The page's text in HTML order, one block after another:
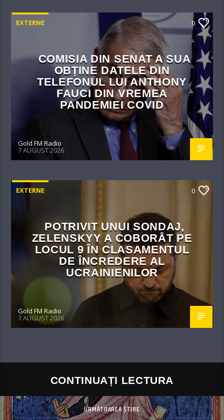
EXTERNE 0
COMISIA DIN SENAT A SUA
OBȚINE DATELE DIN
TELEFONUL LUI ANTHONY
FAUCI DIN VREMEA
PANDEMIEI COVID
Gold FM Radio
7 AUGUST 2026
EXTERNE 0
POTRIVIT UNUI SONDAJ,
ZELENSKYY A COBORÂT PE
LOCUL 9 ÎN CLASAMENTUL
DE ÎNCREDERE AL
UCRAINIENILOR
Gold FM Radio
7 AUGUST 2026
CONTINUAȚI LECTURA
URMĂTOAREA ȘTIRE